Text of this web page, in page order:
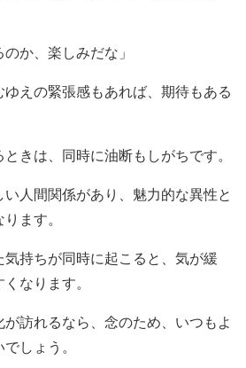
か、楽しみだな」
えの緊張感もあれば、期待もある
きは、同時に油断もしがちです。
人間関係があり、魅力的な異性と
ます。
持ちが同時に起こると、気が緩
なります。
が訪れるなら、念のため、いつもよ
しょう。